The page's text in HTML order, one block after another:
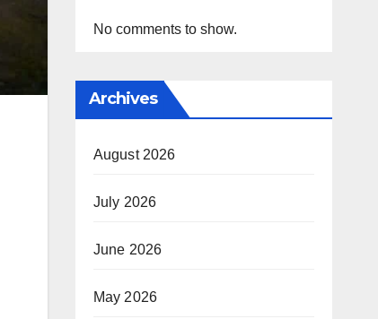
No comments to show.
Archives
August 2026
July 2026
June 2026
May 2026